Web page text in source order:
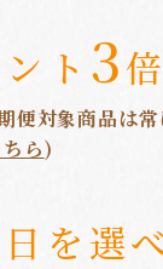
ト 3
便対象商品は
ら)
を選べ